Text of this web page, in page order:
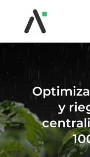
contenido
MÓDULOS
TESTIMONIOS
PRECIOS
y